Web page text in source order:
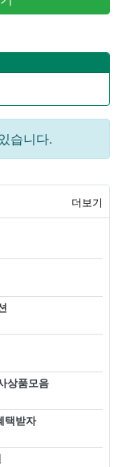
습니다.
더보기
상품모음
택받자